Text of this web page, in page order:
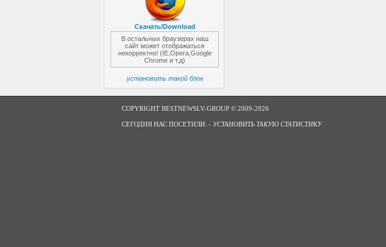
Скачать/Download
В остальных браузерах наш
сайт может отображаться
некорректно! (IE,Opera,Google
Chrome и т.д)
установить такой блок
COPYRIGHT BESTNEWSLV-GROUP © 2009-2026
СЕГОДНЯ НАС ПОСЕТИЛИ: - УСТАНОВИТЬ ТАКУЮ СТАТИСТИКУ